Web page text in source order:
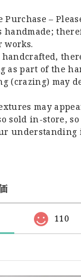
Purchase –
handmade;
works.
handcrafted,
as part of the
(crazing) may
may
sold in-store,
understanding
110